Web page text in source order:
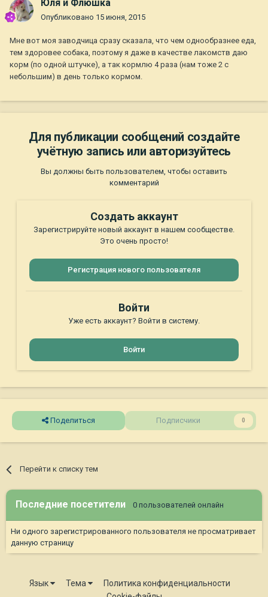
Юля и Флюшка
Опубликовано 15 июня, 2015
Мне вот моя заводчица сразу сказала, что чем однообразнее еда,
тем здоровее собака, поэтому я даже в качестве лакомств даю
корм (по одной штучке), а так кормлю 4 раза (нам тоже 2 с
небольшим) в день только кормом.
Для публикации сообщений создайте
учётную запись или авторизуйтесь
Вы должны быть пользователем, чтобы оставить
комментарий
Создать аккаунт
Зарегистрируйте новый аккаунт в нашем сообществе.
Это очень просто!
Регистрация нового пользователя
Войти
Уже есть аккаунт? Войти в систему.
Войти
Поделиться Подписчики 0
Перейти к списку тем
Последние посетители 0 пользователей онлайн
Ни одного зарегистрированного пользователя не просматривает
данную страницу
Язык Тема
Политика конфиденциальности